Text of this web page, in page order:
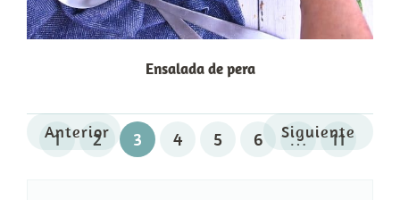
Ensalada de pera
Anterior
1 2 3 4 5 6 … 11
Siguiente